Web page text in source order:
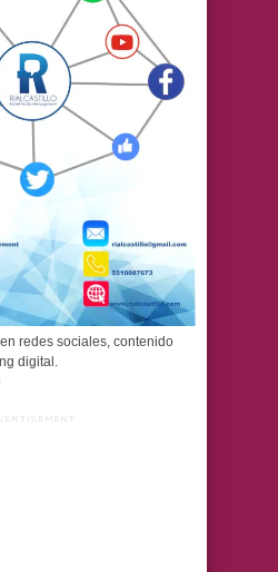
redes sociales, contenido
digital.